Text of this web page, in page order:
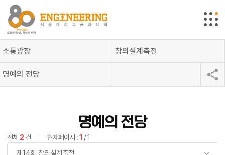
소통광장 창의설계축전
명예의 전당
명예의 전당
전체 2 건 현재페이지 :1 / 1